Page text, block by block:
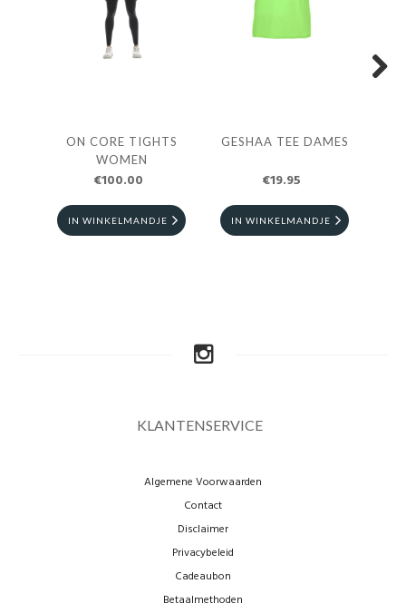
ON CORE TIGHTS
WOMEN
€100.00
IN WINKELMANDJE
GESHAA TEE DAMES
€19.95
IN WINKELMANDJE
KLANTENSERVICE
Algemene Voorwaarden
Contact
Disclaimer
Privacybeleid
Cadeaubon
Betaalmethoden